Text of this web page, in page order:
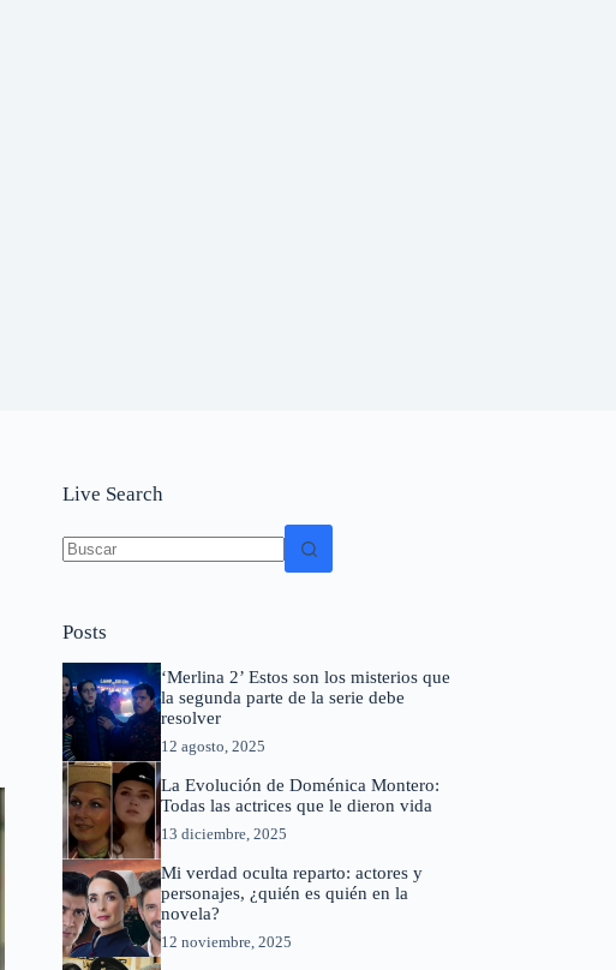
Live Search
Posts
‘Merlina 2’ Estos son los misterios que
la segunda parte de la serie debe
resolver
12 agosto, 2025
La Evolución de Doménica Montero:
Todas las actrices que le dieron vida
13 diciembre, 2025
Mi verdad oculta reparto: actores y
personajes, ¿quién es quién en la
novela?
12 noviembre, 2025